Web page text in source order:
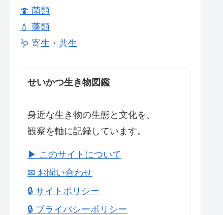
🍄 菌類
💧 藻類
🪱 寄生・共生
せいかつ生き物図鑑
身近な生き物の生態と文化を、
観察を軸に記録しています。
▶ このサイトについて
✉ お問い合わせ
🔒 サイトポリシー
🔒 プライバシーポリシー